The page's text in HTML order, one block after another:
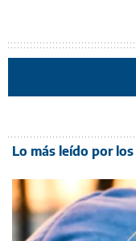
Lo más leído por